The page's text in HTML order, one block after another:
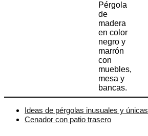
Pérgola
de
madera
en color
negro y
marrón
con
muebles,
mesa y
bancas.
Ideas de pérgolas inusuales y únicas
Cenador con patio trasero